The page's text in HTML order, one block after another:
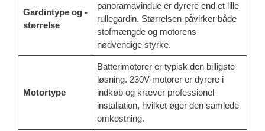
Gardintype og -
størrelse
panoramavindue er dyrere end et lille
rullegardin. Størrelsen påvirker både
stofmængde og motorens
nødvendige styrke.
Motortype
Batterimotorer er typisk den billigste
løsning. 230V-motorer er dyrere i
indkøb og kræver professionel
installation, hvilket øger den samlede
omkostning.